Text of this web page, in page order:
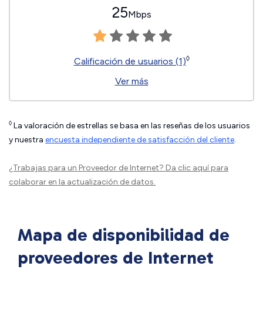
25Mbps
Calificación de usuarios (1)◊
Ver más
◊ La valoración de estrellas se basa en las reseñas de los usuarios
y nuestra encuesta independiente de satisfacción del cliente.
¿Trabajas para un Proveedor de Internet? Da clic aquípara
colaborar en la actualización de datos.
Mapa de disponibilidad de
proveedores de Internet